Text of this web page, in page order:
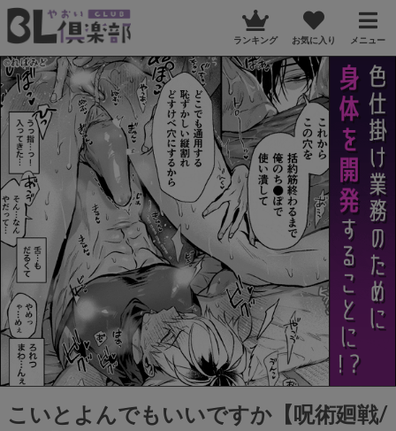
ランキング お気に入り メニュー
こいとよんでもいいですか【呪術廻戦/